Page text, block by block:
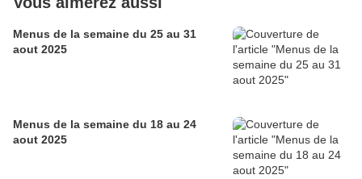
Menus de la semaine du 25 au 31
aout 2025
Menus de la semaine du 18 au 24
aout 2025